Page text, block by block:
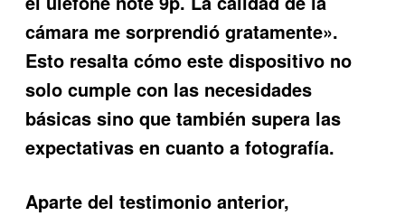
cámara me sorprendió gratamente».
Esto resalta cómo este dispositivo no
solo cumple con las necesidades
básicas sino que también supera las
expectativas en cuanto a fotografía.
Aparte del testimonio anterior,